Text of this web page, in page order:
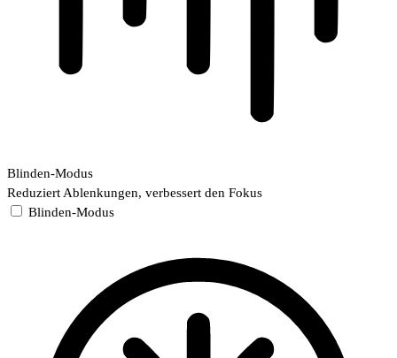
Blinden-Modus
Reduziert Ablenkungen, verbessert den Fokus
Blinden-Modus